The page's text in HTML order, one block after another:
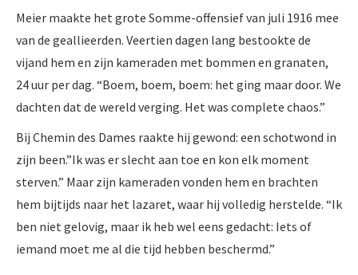
Meier maakte het grote Somme-offensief van juli 1916 mee
van de geallieerden. Veertien dagen lang bestookte de
vijand hem en zijn kameraden met bommen en granaten,
24 uur per dag. “Boem, boem, boem: het ging maar door. We
dachten dat de wereld verging. Het was complete chaos.”
Bij Chemin des Dames raakte hij gewond: een schotwond in
zijn been.”Ik was er slecht aan toe en kon elk moment
sterven.” Maar zijn kameraden vonden hem en brachten
hem bijtijds naar het lazaret, waar hij volledig herstelde. “Ik
ben niet gelovig, maar ik heb wel eens gedacht: Iets of
iemand moet me al die tijd hebben beschermd.”